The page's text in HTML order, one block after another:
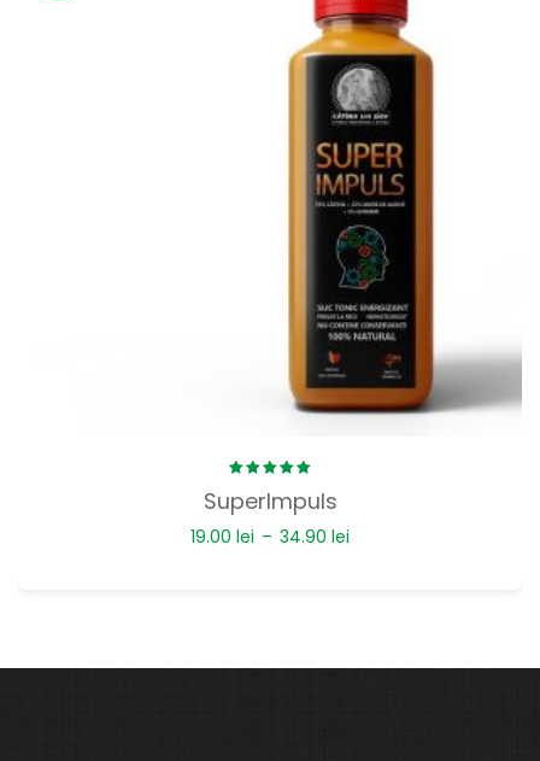
5.00 out
SuperImpuls
19.00 lei – 34.90 lei